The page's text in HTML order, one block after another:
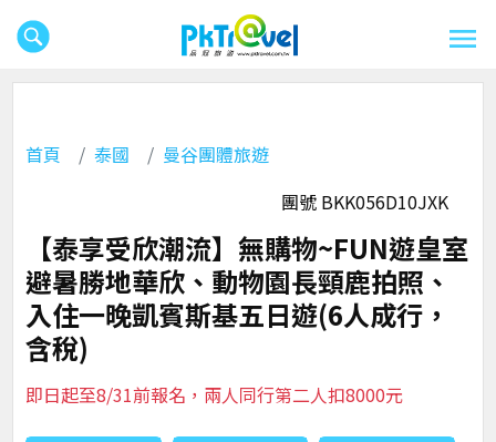
首頁 泰國
曼谷團體旅遊
團號 BKK056D10JXK
【泰享受欣潮流】無購物~FUN遊皇室
避暑勝地華欣、動物園長頸鹿拍照、
入住一晚凱賓斯基五日遊(6人成行，
含稅)
即日起至8/31前報名，兩人同行第二人扣8000元